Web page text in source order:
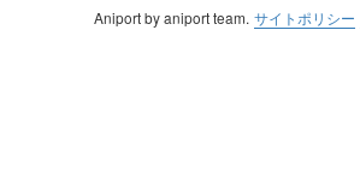
Aniport by aniport team. サイトポリシー